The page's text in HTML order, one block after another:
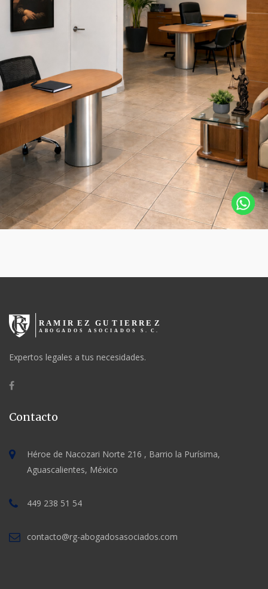
Expertos legales a tus necesidades.
Contacto
Héroe de Nacozari Norte 216 , Barrio la Purísima,
Aguascalientes, México
449 238 51 54
contacto@rg-abogadosasociados.com